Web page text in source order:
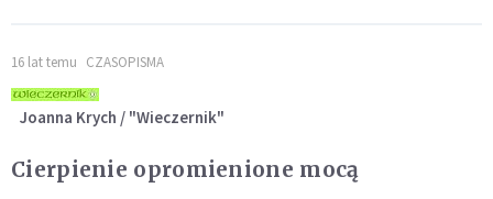
16 lat temu CZASOPISMA
Joanna Krych / "Wieczernik"
Cierpienie opromienione mocą